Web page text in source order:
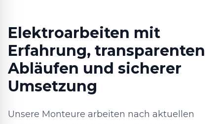
Elektroarbeiten mit
Erfahrung, transparenten
Abläufen und sicherer
Umsetzung
Unsere Monteure arbeiten nach aktuellen